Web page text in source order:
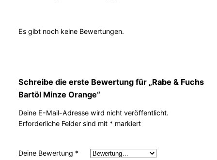
Es gibt noch keine Bewertungen.
Schreibe die erste Bewertung für „Rabe & Fuchs
Bartöl Minze Orange“
Deine E-Mail-Adresse wird nicht veröffentlicht.
Erforderliche Felder sind mit * markiert
Deine Bewertung *